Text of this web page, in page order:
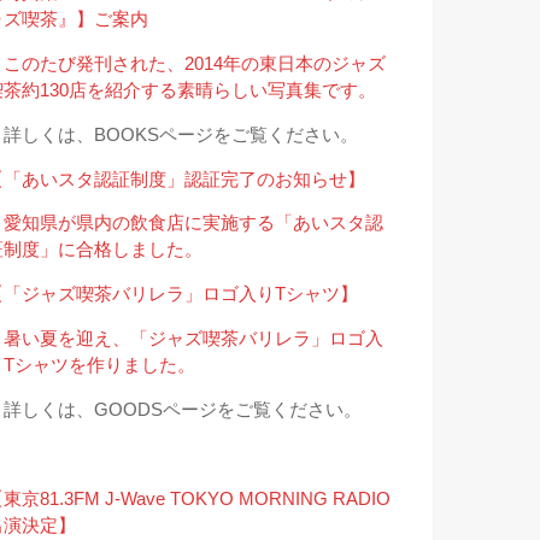
ズ喫茶』】ご案内
このたび発刊された、2014年の東日本のジャズ
茶約130店を紹介する素晴らしい写真集です。
しくは、BOOKSページをご覧ください。
「あいスタ認証制度」認証完了のお知らせ】
愛知県が県内の飲食店に実施する「あいスタ認
度」に合格しました。
「ジャズ喫茶バリレラ」ロゴ入りTシャツ】
暑い夏を迎え、「ジャズ喫茶バリレラ」ロゴ入
シャツを作りました。
しくは、GOODSページをご覧ください。
東京81.3FM J-Wave TOKYO MORNING RADIO
決定】